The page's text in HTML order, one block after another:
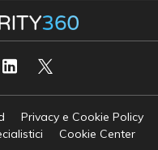
Privacy e Cookie Policy
Cookie Center